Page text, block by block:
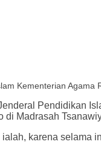
Kementerian Agama
Pendidikan
Madrasah
karena